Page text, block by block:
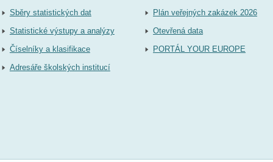
Sběry statistických dat
Statistické výstupy a analýzy
Číselníky a klasifikace
Adresáře školských institucí
Plán veřejných zakázek 2026
Otevřená data
PORTÁL YOUR EUROPE